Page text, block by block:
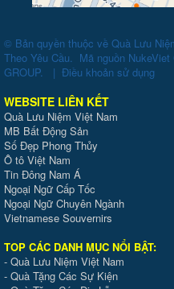
© Bản quyền thuộc về Quà Lưu
Theo Yêu Cầu
Mã nguồn NukeViet
GROUP. | Điều khoản sử dụng
WEBSITE LIÊN KẾT
Quà Lưu Niệm Việt Nam
MB Bất Động Sản
Số Đẹp Phong Thủy
Ô tô Việt Nam
Tin Đông Nam Á
Ngoại Ngữ Cấp Tốc
Ngoại Ngữ Chuyên Ngành
Vietnamese Souvernirs
TOP CÁC DANH MỤC NỔI BẬT:
- Quà Lưu Niệm Việt Nam
- Quà Tặng Các Sự Kiện